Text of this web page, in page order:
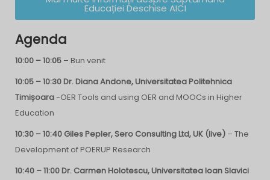
Educației Deschise AICI
Agenda
10:00 – 10:05 – Bun venit
10:05 – 10:30 Dr. Diana Andone, Universitatea Politehnica
Timișoara-OER Tools and using OER and MOOCs in Higher
Education
10:30 – 10:40 Giles Pepler, Sero Consulting Ltd, UK (live) – The
Development of POERUP Research
10:40 – 11:00 Dr. Carmen Holotescu, Universitatea Ioan Slavici